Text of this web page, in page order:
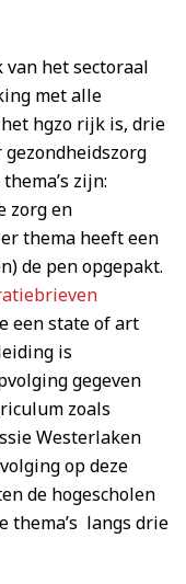
van het sectoraal
met alle
hgzo rijk is, drie
gezondheidszorg
zijn:
zorg en
thema heeft een
de pen opgepakt.
een state of art
is
gegeven
zoals
Westerlaken
op deze
de hogescholen
thema’s langs drie